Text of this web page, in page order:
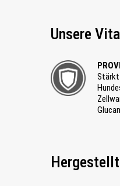
Unsere
Stärkt